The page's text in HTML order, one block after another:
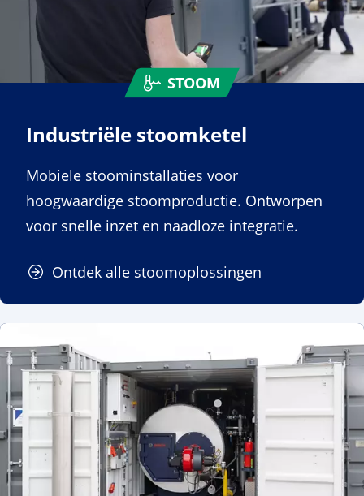
STOOM
Industriële stoomketel
Mobiele stoominstallaties voor
hoogwaardige stoomproductie. Ontworpen
voor snelle inzet en naadloze integratie.
Ontdek alle stoomoplossingen